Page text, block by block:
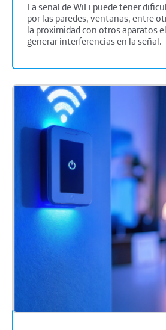
La señal de WiFi puede tener
por las paredes, ventanas, entre
la proximidad con otros aparatos
generar interferencias en la señal.